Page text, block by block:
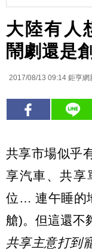
大陸有人
鬧劇還是
2017/08/13 09:14 鉅亨網
共享市場似乎
享汽車、共享
位… 連午睡的
艙)。但這還不
共享主意打到